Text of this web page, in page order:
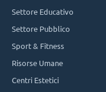
Settore Educativo
Settore Pubblico
Sport & Fitness
Risorse Umane
Centri Estetici